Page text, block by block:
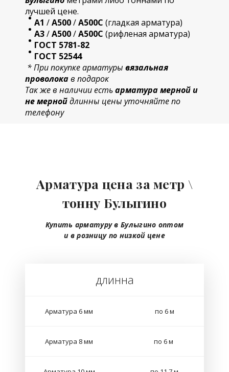
лучшей цене.
А1 /А500/А500С (гладкая арматура)
А3/А500/А500С (рифленая арматура)
ГОСТ 5781-82
ГОСТ 52544
* При покупке арматуры вязальная
проволокав подарок
Так же в наличии естьарматура мерной и
не мернойдлинны цены уточняйте по
телефону
Арматура цена за метр \
тонну Булыгино
Купить арматуру в Булыгино оптом
и в розницу по низкой цене
длинна
Арматура 6 мм по 6 м
Арматура 8 мм по 6 м